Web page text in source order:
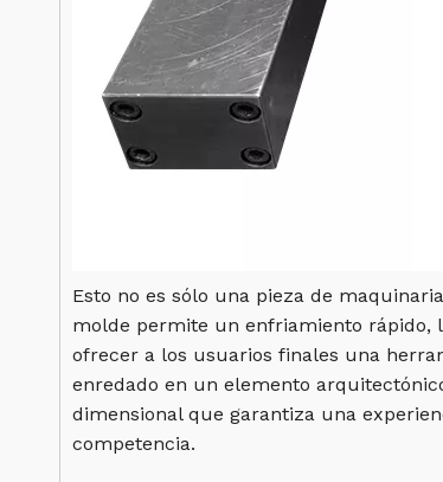
Esto no es sólo una pieza de
molde permite un enfriamiento rápido,
ofrecer a los usuarios finales una
enredado en un elemento
dimensional que garantiza una
competencia.